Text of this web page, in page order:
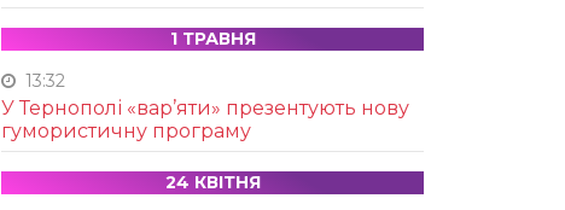
1 ТРАВНЯ
13:32
У Тернополі «вар’яти» презентують нову
гумористичну програму
24 КВІТНЯ